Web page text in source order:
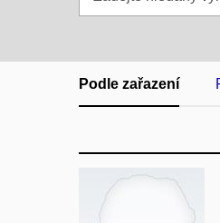
hledaný
Podle zařazení